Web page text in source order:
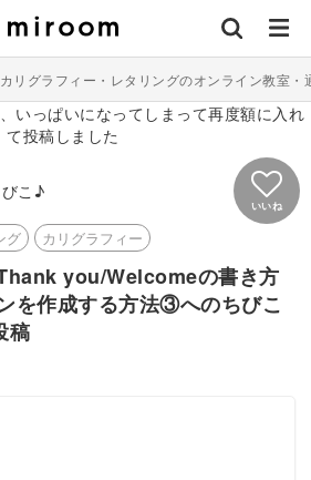
カリグラフィー・レタリングのオンライン教室・
こ♪
いいね
グ カリグラフィー
you/Welcomeの書き方
を作成する方法③へのちびこ
稿